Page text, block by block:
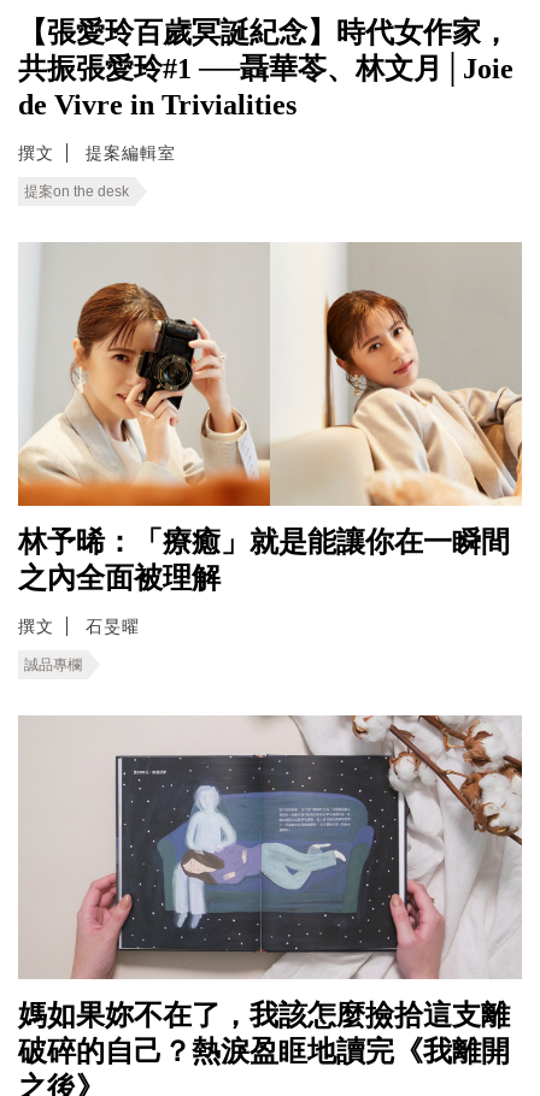
【張愛玲百歲冥誕紀念】時代女作家，
共振張愛玲#1 ──聶華苓、林文月│Joie
de Vivre in Trivialities
撰文 提案編輯室
提案on the desk
林予晞：「療癒」就是能讓你在一瞬間
之內全面被理解
撰文 石旻曜
誠品專欄
媽如果妳不在了，我該怎麼撿拾這支離
破碎的自己？熱淚盈眶地讀完《我離開
之後》